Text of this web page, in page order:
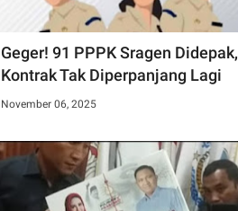
Geger! 91 PPPK Sragen Didepak,
Kontrak Tak Diperpanjang Lagi
November 06, 2025